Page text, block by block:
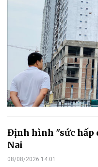
Định hình "sức hấp
Nai
08/08/2026 14:01